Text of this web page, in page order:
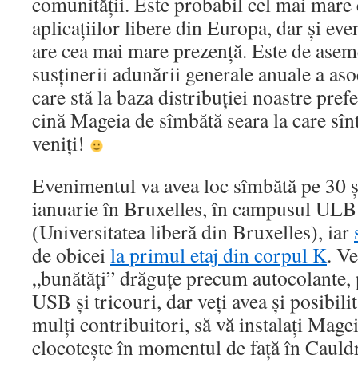
aplicațiilor libere din Europa, dar și
are cea mai mare prezență. Este de
susținerii adunării generale anuale a
care stă la baza distribuției noastre
cină Mageia de sîmbătă seara la care
veniți!
Evenimentul va avea loc sîmbătă pe 30
ianuarie în Bruxelles, în campusul
(Universitatea liberă din Bruxelles), iar
de obiceila primul etaj din corpul K.
„bunătăți” drăguțe precum
USB și tricouri, dar veți avea și
mulți contribuitori, să vă instalați
clocotește în momentul de față în